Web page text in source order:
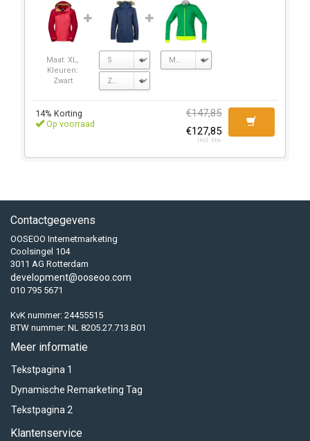
Maat: XL,
Kleuren:
Zwart
14% Korting
€147,85
€127,85
Incl. btw
Op voorraad
Contactgegevens
OOSEOO Internetmarketing
Coolsingel 104
3011 AG Rotterdam
development@ooseoo.com
010 795 5671
KvK nummer: 24455515
BTW nummer: NL 8205.27.713.B01
Meer informatie
Tekstpagina 1
Dynamische Remarketing Tag
Tekstpagina 2
Klantenservice